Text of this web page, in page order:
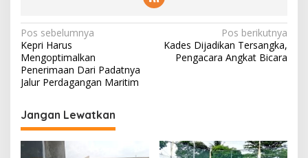
N
a
v
i
g
a
Pos sebelumnya
Kepri Harus
Mengoptimalkan
Penerimaan Dari Padatnya
Jalur Perdagangan Maritim
Pos berikutnya
Kades Dijadikan Tersangka,
Pengacara Angkat Bicara
Jangan Lewatkan